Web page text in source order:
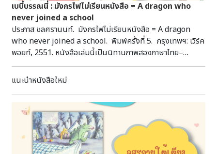
เบบี้บรรณนี่ : มังกรไฟไม่เรียนหนังสือ = A dragon who
never joined a school
ประภาส ชลศรานนท์. มังกรไฟไม่เรียนหนังสือ = A dragon
who never joined a school. พิมพ์ครั้งที่ 5. กรุงเทพฯ: เวิร์ค
พอยท์, 2551. หนังสือเล่มนี้เป็นนิทานภาพสองภาษาไทย–
อังกฤษที่ผสานเรื่องราวและบทเพลงเข้าด้วยกัน ถ่ายทอดการ
ผจญภัยของฝูงสัตว์ระหว่างเดินทางไปโรงเรียน ซึ่งต้องร่วมกัน
เสริมการเรียนรู้ภาษาอังกฤษ พัฒนาทักษะการคิด และปลูกฝัง
ทัศนคติที่ดีต่อการไปโรงเรียนผ่านเรื่องราวและภาพประกอบที่
สนุกสนาน เหมาะสำหรับเด็กวัยอนุบาลถึงประถมศึกษาตอนต้น
ย ป346ม ห้องหนูรักการอ่าน
แนะนำหนังสือใหม่